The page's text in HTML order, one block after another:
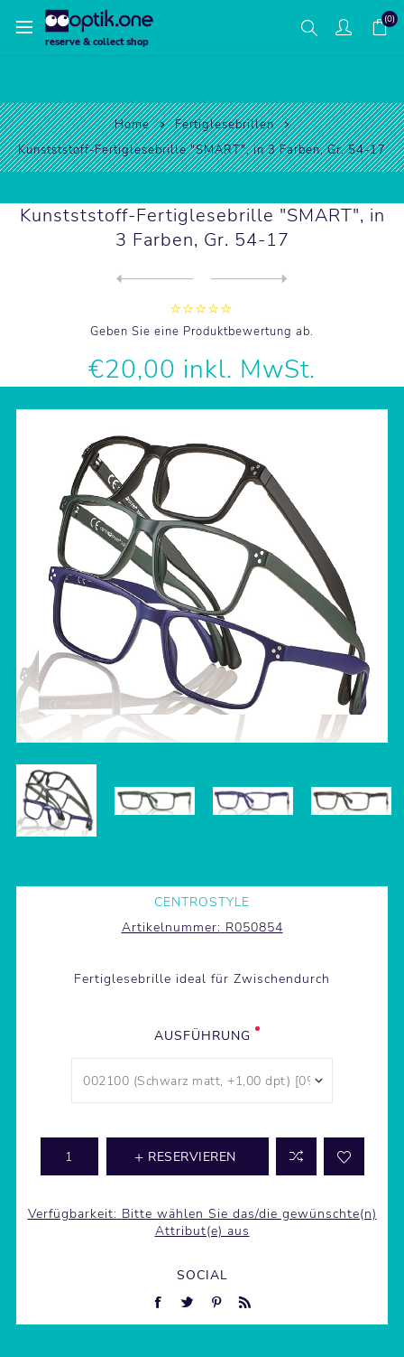
reserve & collect shop
(0)
Home
Fertiglesebrillen
Kunstststoff-Fertiglesebrille "SMART", in 3 Farben, Gr. 54-17
Kunstststoff-Fertiglesebrille "SMART", in
3 Farben, Gr. 54-17
Geben Sie eine Produktbewertung ab.
€20,00 inkl. MwSt.
CENTROSTYLE
Artikelnummer: R050854
Fertiglesebrille ideal für Zwischendurch
AUSFÜHRUNG
RESERVIEREN
Verfügbarkeit: Bitte wählen Sie das/die gewünschte(n)
Attribut(e) aus
SOCIAL